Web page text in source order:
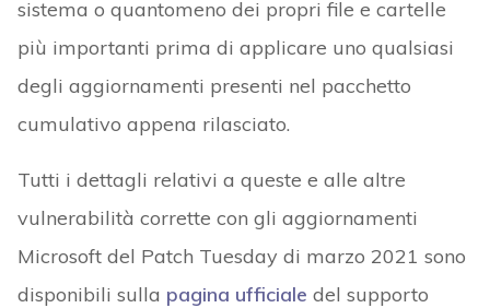
sistema o quantomeno dei propri file e cartelle
più importanti prima di applicare uno qualsiasi
degli aggiornamenti presenti nel pacchetto
cumulativo appena rilasciato.
Tutti i dettagli relativi a queste e alle altre
vulnerabilità corrette con gli aggiornamenti
Microsoft del Patch Tuesday di marzo 2021 sono
disponibili sulla pagina ufficiale del supporto